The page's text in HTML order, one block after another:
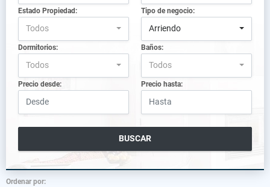
Estado Propiedad:
Todos
Tipo de negocio:
Arriendo
Dormitorios:
Todos
Baños:
Todos
Precio desde: Precio hasta:
BUSCAR
Ordenar por: